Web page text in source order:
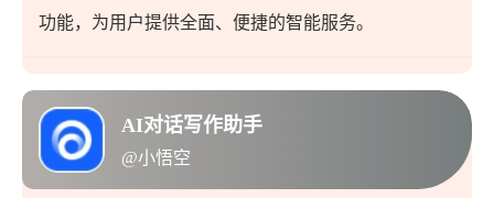
功能，为用户提供全面、便捷的智能服务。
AI对话写作助手
@小悟空